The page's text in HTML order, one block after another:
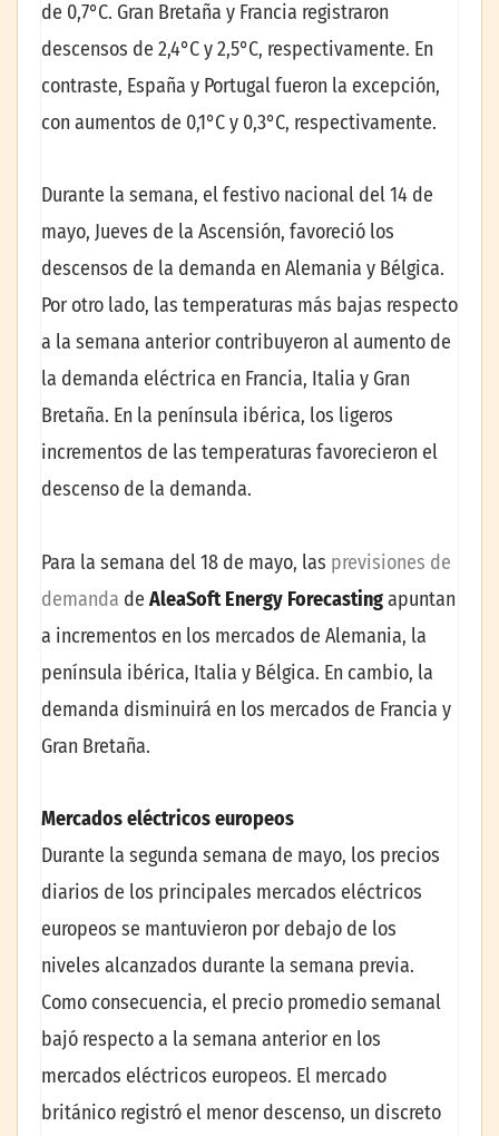
de 0,7°C. Gran Bretaña y Francia registraron
descensos de 2,4°C y 2,5°C, respectivamente. En
contraste, España y Portugal fueron la excepción,
con aumentos de 0,1°C y 0,3°C, respectivamente.
Durante la semana, el festivo nacional del 14 de
mayo, Jueves de la Ascensión, favoreció los
descensos de la demanda en Alemania y Bélgica.
Por otro lado, las temperaturas más bajas respecto
a la semana anterior contribuyeron al aumento de
la demanda eléctrica en Francia, Italia y Gran
Bretaña. En la península ibérica, los ligeros
incrementos de las temperaturas favorecieron el
descenso de la demanda.
Para la semana del 18 de mayo, las previsiones de
demanda de AleaSoft Energy Forecastingapuntan
a incrementos en los mercados de Alemania, la
península ibérica, Italia y Bélgica. En cambio, la
demanda disminuirá en los mercados de Francia y
Gran Bretaña.
Mercados eléctricos europeos
Durante la segunda semana de mayo, los precios
diarios de los principales mercados eléctricos
europeos se mantuvieron por debajo de los
niveles alcanzados durante la semana previa.
Como consecuencia, el precio promedio semanal
bajó respecto a la semana anterior en los
mercados eléctricos europeos. El mercado
británico registró el menor descenso, un discreto